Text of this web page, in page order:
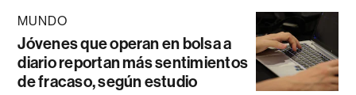
MUNDO
Jóvenes que operan en bolsa a
diario reportan más sentimientos
de fracaso, según estudio